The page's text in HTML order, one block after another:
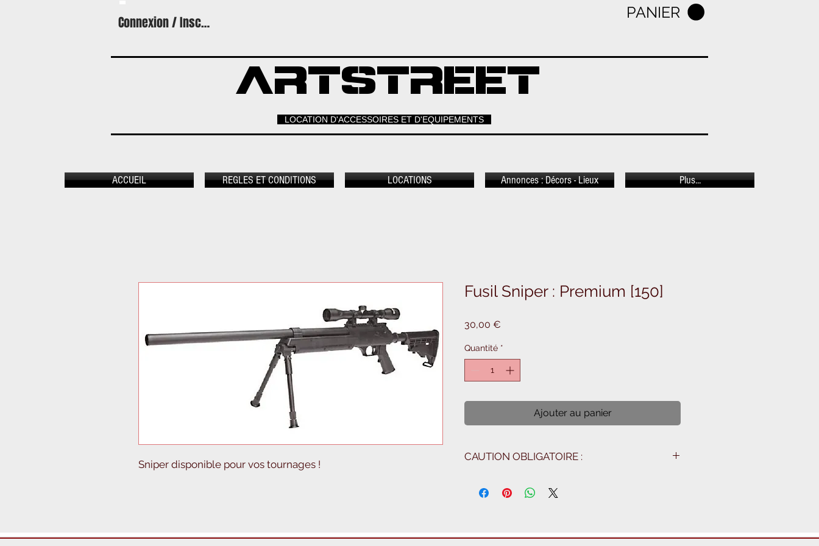
Connexion / Inscription
PANIER
ARTSTREET
LOCATION D'ACCESSOIRES ET D'EQUIPEMENTS
ACCUEIL REGLES ET CONDITIONS LOCATIONS Annonces : Décors - Lieux Plus...
Sniper disponible pour vos tournages !
Fusil Sniper : Premium [150]
30,00 €
Quantité *
Ajouter au panier
CAUTION OBLIGATOIRE :